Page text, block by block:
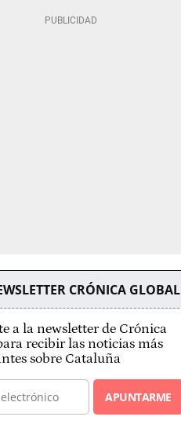
CRÓNICA GLOBAL
a la newsletter de Crónica
recibir las noticias más
sobre Cataluña
APUNTARME